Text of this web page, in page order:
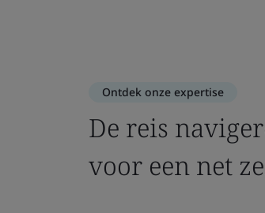
Ontdek onze expertise
De reis
voor een net